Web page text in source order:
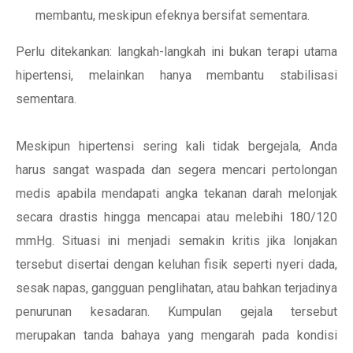
membantu, meskipun efeknya bersifat sementara.
Perlu ditekankan: langkah-langkah ini bukan terapi utama
hipertensi, melainkan hanya membantu stabilisasi
sementara.
Meskipun hipertensi sering kali tidak bergejala, Anda
harus sangat waspada dan segera mencari pertolongan
medis apabila mendapati angka tekanan darah melonjak
secara drastis hingga mencapai atau melebihi 180/120
mmHg. Situasi ini menjadi semakin kritis jika lonjakan
tersebut disertai dengan keluhan fisik seperti nyeri dada,
sesak napas, gangguan penglihatan, atau bahkan terjadinya
penurunan kesadaran. Kumpulan gejala tersebut
merupakan tanda bahaya yang mengarah pada kondisi